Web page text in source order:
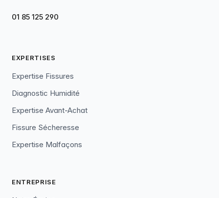
01 85 125 290
EXPERTISES
Expertise Fissures
Diagnostic Humidité
Expertise Avant-Achat
Fissure Sécheresse
Expertise Malfaçons
ENTREPRISE